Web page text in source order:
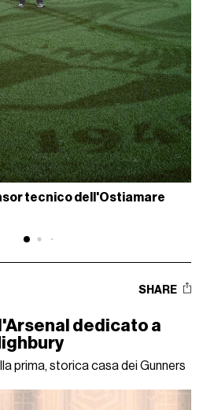
tecnico dell'Ostiamare
SHARE
dedicato a
prima, storica casa dei Gunners